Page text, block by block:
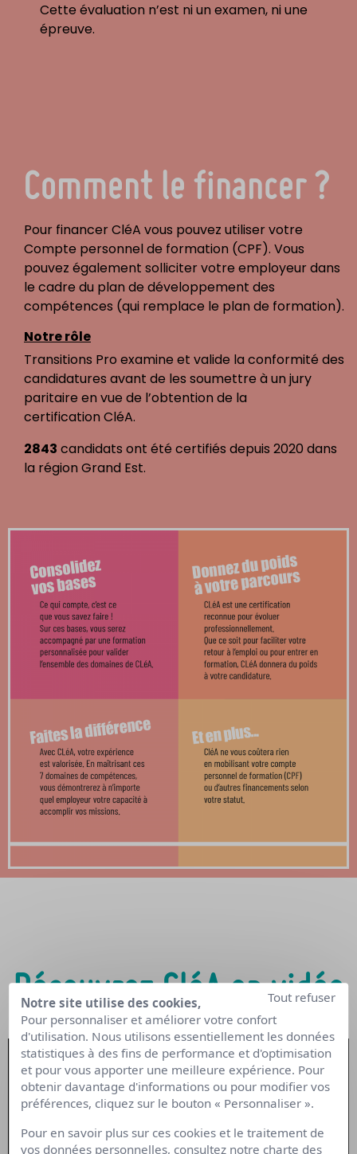
Cette évaluation n’est ni un examen, ni une
épreuve.
Comment le financer ?
Pour financer CléA vous pouvez utiliser votre
Compte personnel de formation (CPF). Vous
pouvez également solliciter votre employeur dans
le cadre du plan de développement des
compétences (qui remplace le plan de formation).
Notre rôle
Transitions Pro examine et valide la conformité des
candidatures avant de les soumettre à un jury
paritaire en vue de l’obtention de la
certificationCléA.
2843 candidats ont été certifiés depuis 2020 dans
la région Grand Est.
Découvrez CléA en vidéo
Notre site utilise des cookies,
Pour personnaliser et améliorer votre confort
d'utilisation. Nous utilisons essentiellement les données
statistiques à des fins de performance et d'optimisation
et pour vous apporter une meilleure expérience. Pour
obtenir davantage d'informations ou pour modifier vos
préférences, cliquez sur le bouton « Personnaliser ».
Pour en savoir plus sur ces cookies et le traitement de
vos données personnelles, consultez notre charte des
Tout refuser